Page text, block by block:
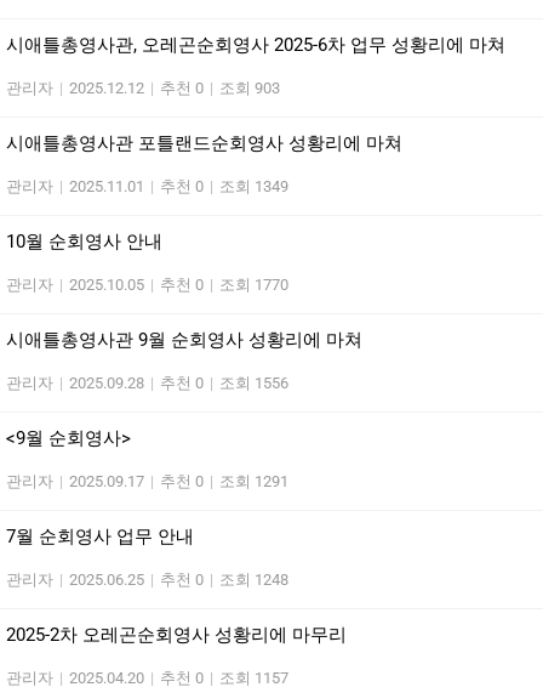
시애틀총영사관, 오레곤순회영사 2025-6차 업무 성황리에 마쳐
관리자 | 2025.12.12 | 추천 0 | 조회 903
시애틀총영사관 포틀랜드순회영사 성황리에 마쳐
관리자 | 2025.11.01 | 추천 0 | 조회 1349
10월 순회영사 안내
관리자 | 2025.10.05 | 추천 0 | 조회 1770
시애틀총영사관 9월 순회영사 성황리에 마쳐
관리자 | 2025.09.28 | 추천 0 | 조회 1556
<9월 순회영사>
관리자 | 2025.09.17 | 추천 0 | 조회 1291
7월 순회영사 업무 안내
관리자 | 2025.06.25 | 추천 0 | 조회 1248
2025-2차 오레곤순회영사 성황리에 마무리
관리자 | 2025.04.20 | 추천 0 | 조회 1157